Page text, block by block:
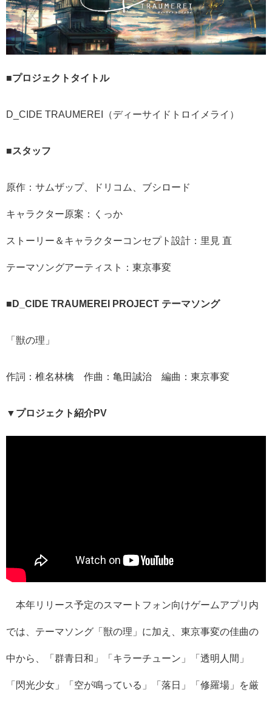
■プロジェクトタイトル
D_CIDE TRAUMEREI（ディーサイドトロイメライ）
■スタッフ
原作：サムザップ、ドリコム、ブシロード
キャラクター原案：くっか
ストーリー＆キャラクターコンセプト設計：里見 直
テーマソングアーティスト：東京事変
■D_CIDE TRAUMEREI PROJECT テーマソング
「獣の理」
作詞：椎名林檎 作曲：亀田誠治 編曲：東京事変
▼プロジェクト紹介PV
本年リリース予定のスマートフォン向けゲームアプリ内
では、テーマソング「獣の理」に加え、東京事変の佳曲の
中から、「群青日和」「キラーチューン」「透明人間」
「閃光少女」「空が鳴っている」「落日」「修羅場」を厳